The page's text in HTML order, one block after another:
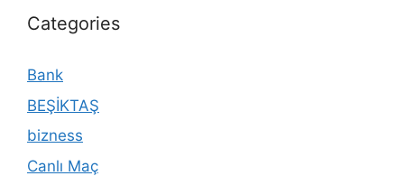
Categories
Bank
BEŞİKTAŞ
bizness
Canlı Maç